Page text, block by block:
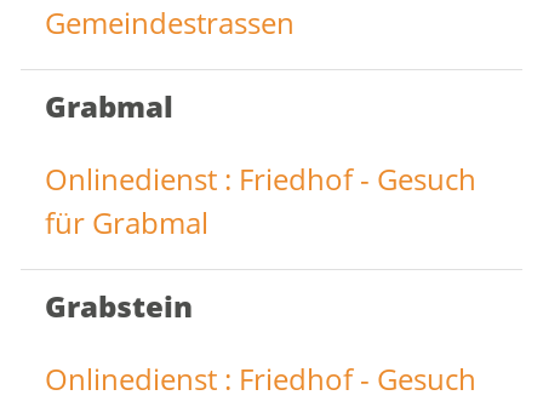
Gemeindestrassen
Grabmal
Onlinedienst : Friedhof - Gesuch
für Grabmal
Grabstein
Onlinedienst : Friedhof - Gesuch